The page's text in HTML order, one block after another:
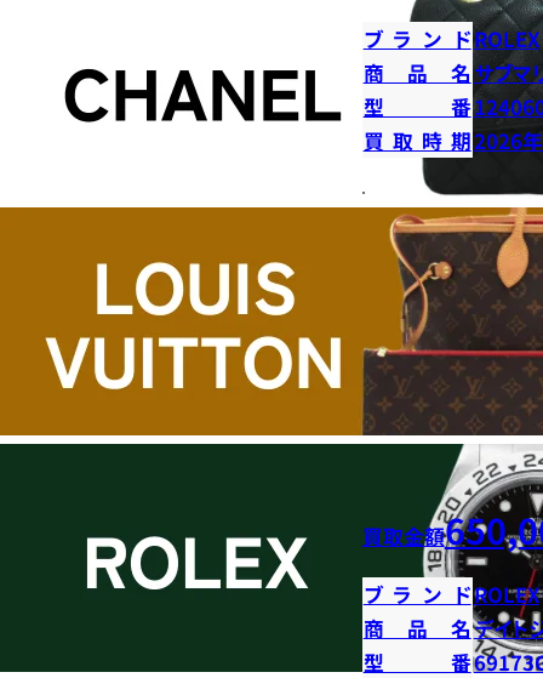
ブランドROLEX
商品名サブマ
型番
買取時期2026
買取金額
ブランドROLEX
商品名デイト
型番